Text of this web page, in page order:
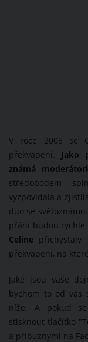
V roce 2008 se
překvapení. Jako
známá
středobodem
vyzpovídala a
duo se
přání budou rychle
Celine
překvapení, na
Jaké jsou vaše
bychom to od vás
níže. A pokud
stisknout tlačítko
a příbuznými na